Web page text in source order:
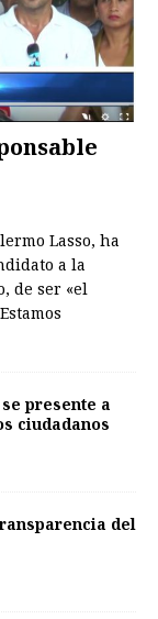
Lasso, ha
a la
de ser «el
presente a
ciudadanos
del